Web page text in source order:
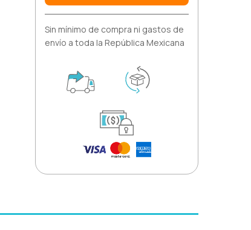
Sin mínimo de compra ni gastos de
envío a toda la República Mexicana